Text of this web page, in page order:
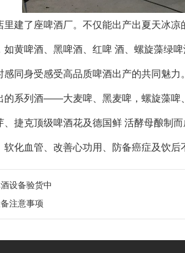
里建了座啤酒厂。不仅能出产出夏天冰
如黄啤酒、黑啤酒、红啤 酒、螺旋藻绿
同身受感受高品质啤酒出产的共同魅力。
的系列酒——大麦啤、黑麦啤，螺旋藻啤
、捷克顶级啤酒花及德国鲜 活酵母酿制
化血管、改善心功用、防备癌症及饮后
设备验货中
注意事项